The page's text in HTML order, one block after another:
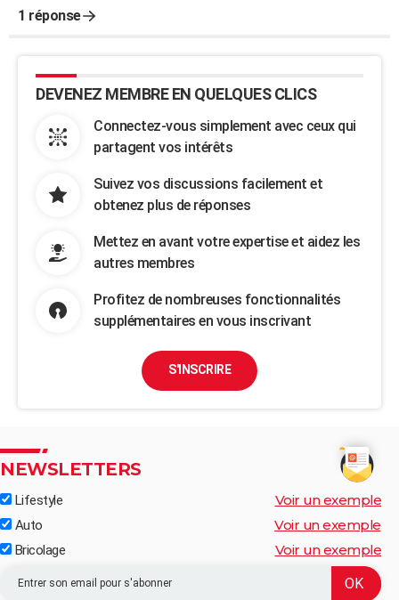
1 réponse
DEVENEZ MEMBRE EN QUELQUES CLICS
Connectez-vous simplement avec ceux qui
partagent vos intérêts
Suivez vos discussions facilement et
obtenez plus de réponses
Mettez en avant votre expertise et aidez les
autres membres
Profitez de nombreuses fonctionnalités
supplémentaires en vous inscrivant
S'INSCRIRE
NEWSLETTERS
Lifestyle Voir un exemple
Auto Voir un exemple
Bricolage Voir un exemple